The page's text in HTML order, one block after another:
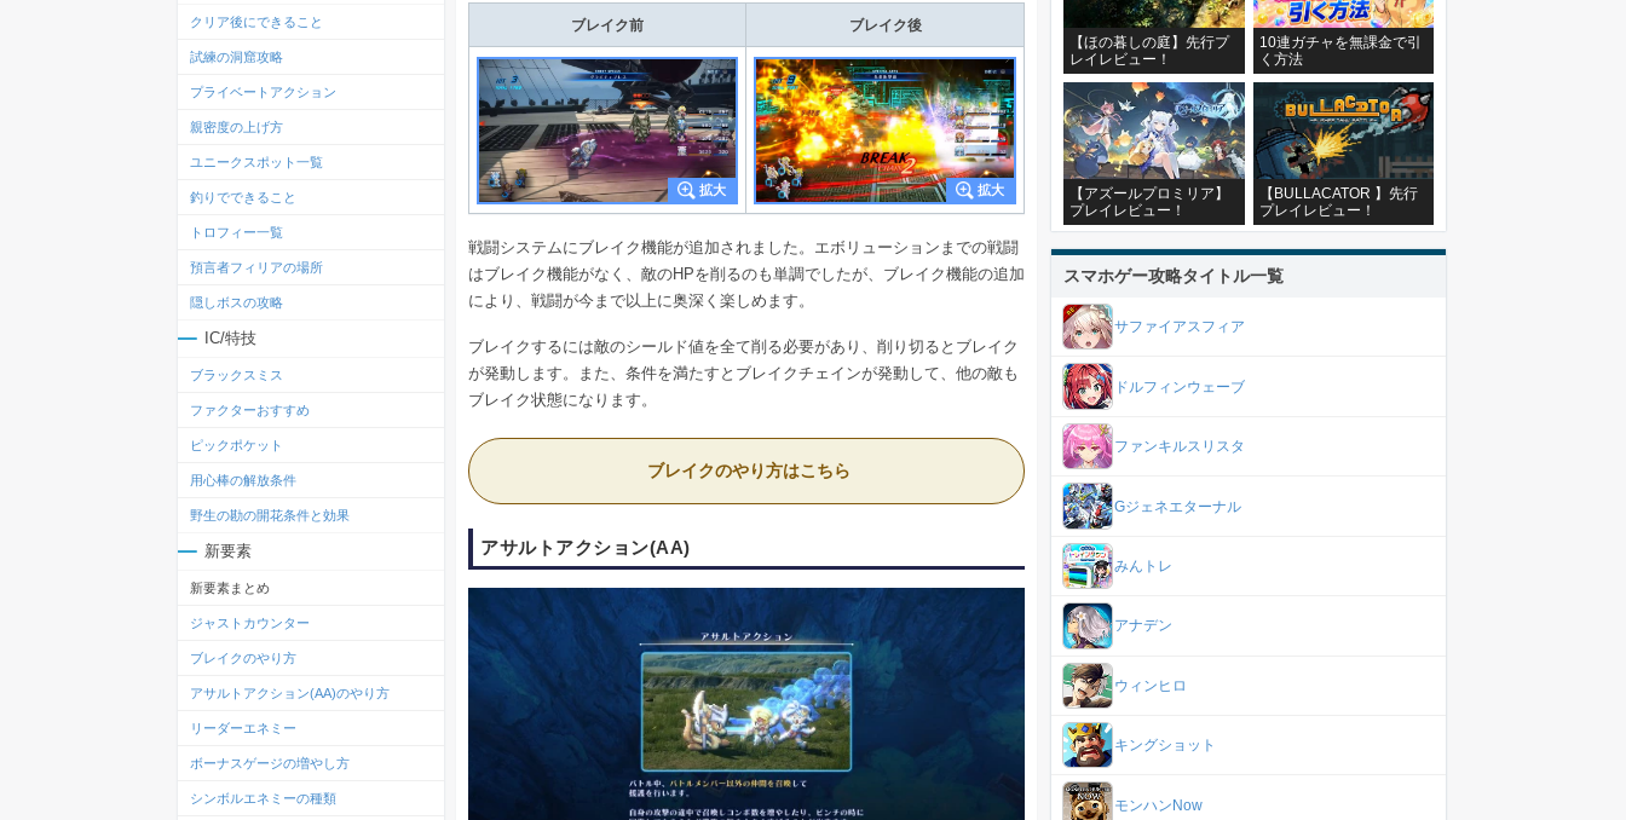
ブレイク前 ブレイク後
戦闘システムにブレイク機能が追加されました。エボリューションまでの戦闘
はブレイク機能がなく、敵のHPを削るのも単調でしたが、ブレイク機能の追加
により、戦闘が今まで以上に奥深く楽しめます。
ブレイクするには敵のシールド値を全て削る必要があり、削り切るとブレイク
が発動します。また、条件を満たすとブレイクチェインが発動して、他の敵も
ブレイク状態になります。
ブレイクのやり方はこちら
アサルトアクション(AA)
クリア後にできること
試練の洞窟攻略
プライベートアクション
親密度の上げ方
ユニークスポット一覧
釣りでできること
トロフィー一覧
預言者フィリアの場所
隠しボスの攻略
IC/特技
ブラックスミス
ファクターおすすめ
ピックポケット
用心棒の解放条件
野生の勘の開花条件と効果
新要素
新要素まとめ
ジャストカウンター
ブレイクのやり方
アサルトアクション(AA)のやり方
リーダーエネミー
ボーナスゲージの増やし方
シンボルエネミーの種類
【ほの暮しの庭】先行プ
レイレビュー！
10連ガチャを無課金で引
く方法
【アズールプロミリア】
プレイレビュー！
【BULLACATOR 】先行
プレイレビュー！
スマホゲー攻略タイトル一覧
サファイアスフィア
ドルフィンウェーブ
ファンキルスリスタ
Gジェネエターナル
みんトレ
アナデン
ウィンヒロ
キングショット
モンハンNow